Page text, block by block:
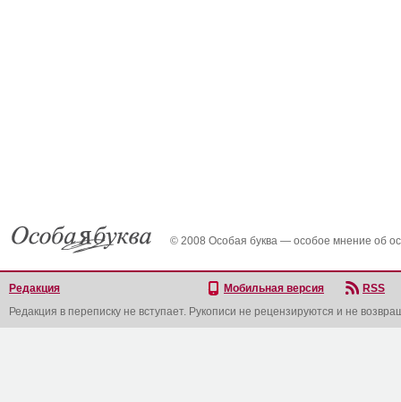
© 2008 Особая буква — особое мнение об
Редакция Мобильная версия
RSS
Редакция в переписку не вступает. Рукописи не рецензируются и не